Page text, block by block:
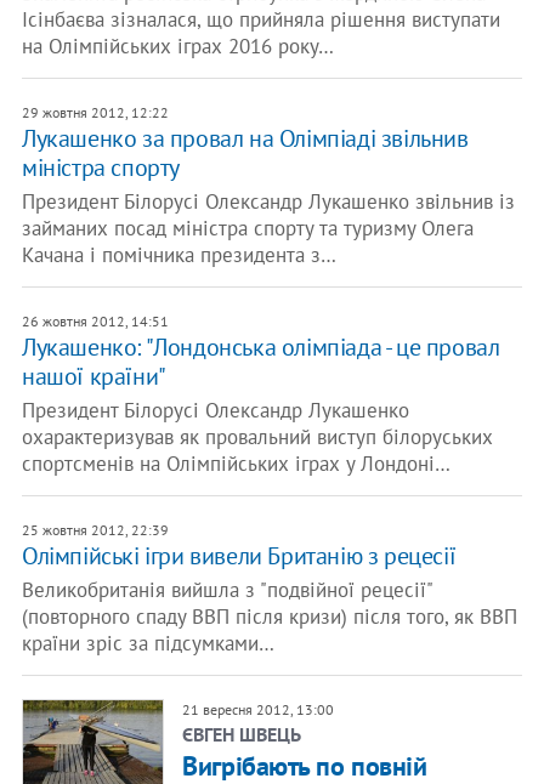
Ісінбаєва зізналася, що прийняла рішення виступати
на Олімпійських іграх 2016 року…
29 жовтня 2012, 12:22
Лукашенко за провал на Олімпіаді звільнив
міністра спорту
Президент Білорусі Олександр Лукашенко звільнив із
займаних посад міністра спорту та туризму Олега
Качана і помічника президента з…
26 жовтня 2012, 14:51
Лукашенко: "Лондонська олімпіада - це провал
нашої країни"
Президент Білорусі Олександр Лукашенко
охарактеризував як провальний виступ білоруських
спортсменів на Олімпійських іграх у Лондоні…
25 жовтня 2012, 22:39
Олімпійські ігри вивели Британію з рецесії
Великобританія вийшла з "подвійної рецесії"
(повторного спаду ВВП після кризи) після того, як ВВП
країни зріс за підсумками…
21 вересня 2012, 13:00
ЄВГЕН ШВЕЦЬ
Вигрібають по повній